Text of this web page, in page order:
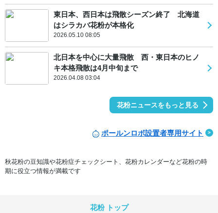
東日本、西日本は飛散シーズン終了 北海道
はシラカバ花粉が本格化
2026.05.10 08:05
北日本を中心に大量飛散 西・東日本のヒノ
キ本格飛散は4月中旬まで
2026.04.08 03:04
花粉ニュースをもっと見る
ポールンロボ設置者専用サイト
秋花粉の豆知識や花粉症チェックシート、花粉カレンダーなど花粉の時
期に役立つ情報が満載です
花粉 トップ